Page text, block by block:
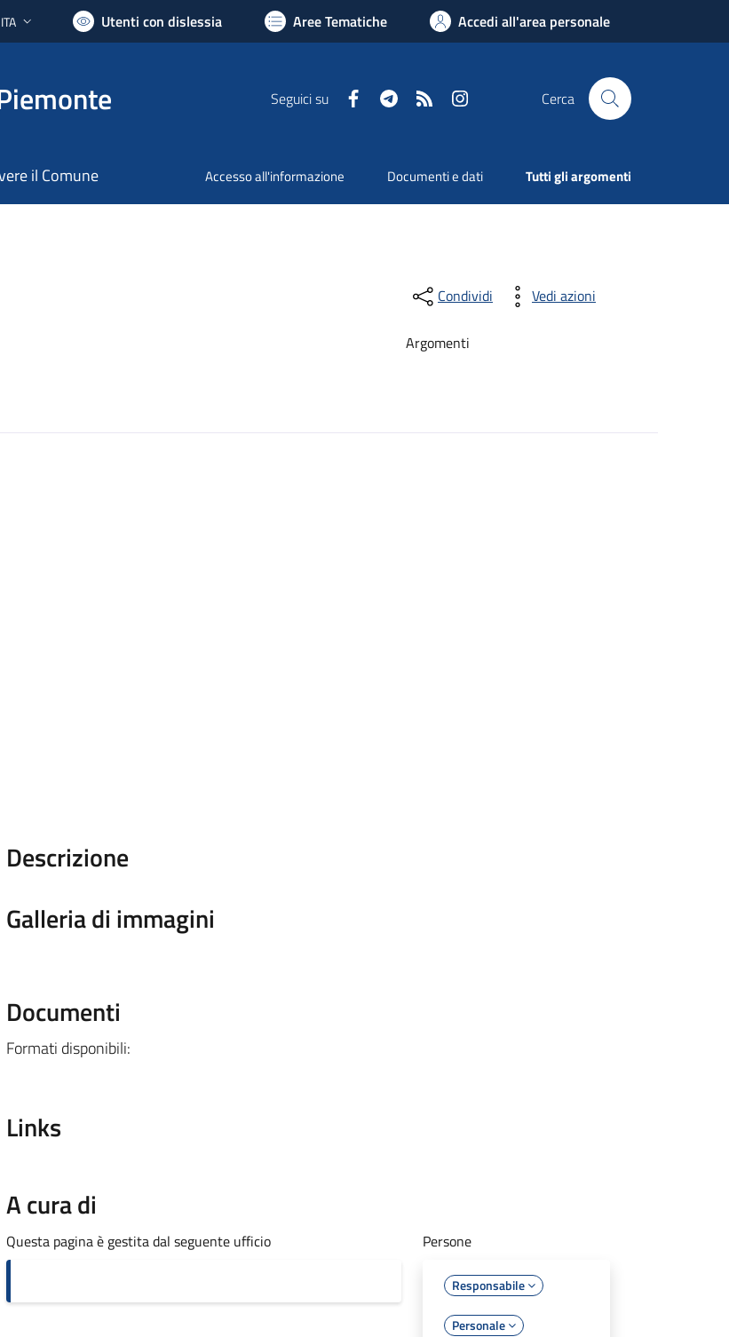
Lingua attiva:
ITA Utenti con dislessia Aree Tematiche Accedi all'area personale
Seguici su FacebookTelegramRSS Cerca
il Comune Accesso all'informazione Documenti e dati Tutti gli argomenti
Condividi Vedi azioni
Argomenti
Descrizione
Galleria di immagini
Documenti
Formati disponibili:
Links
A cura di
Questa pagina è gestita dal seguente ufficio Persone
Responsabile
Personale